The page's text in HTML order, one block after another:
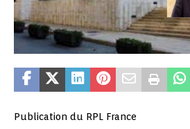
Publication du RPL France